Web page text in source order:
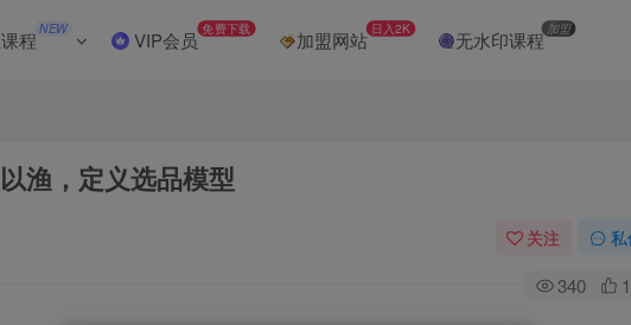
程 NEW VIP会员 免费下载 加盟网站 日入2K 无水印课程 加盟
渔，定义选品模型
关注
340